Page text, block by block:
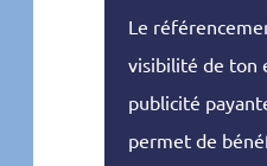
Le
visibilité de ton
publicité
permet de